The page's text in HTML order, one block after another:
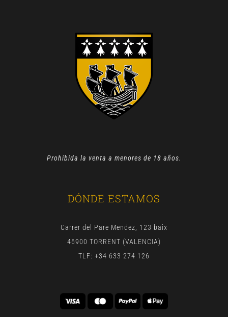
Prohibida la venta a menores de 18 años.
DÓNDE ESTAMOS
Carrer del Pare Mendez, 123 baix
46900 TORRENT (VALENCIA)
TLF: +34 633 274 126